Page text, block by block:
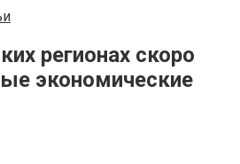
регионах скоро
экономические